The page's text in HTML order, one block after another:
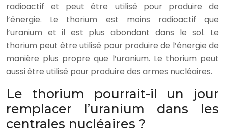
radioactif et peut être utilisé pour produire de
l’énergie. Le thorium est moins radioactif que
l’uranium et il est plus abondant dans le sol. Le
thorium peut être utilisé pour produire de l’énergie de
manière plus propre que l’uranium. Le thorium peut
aussi être utilisé pour produire des armes nucléaires.
Le thorium pourrait-il un jour
remplacer l’uranium dans les
centrales nucléaires ?